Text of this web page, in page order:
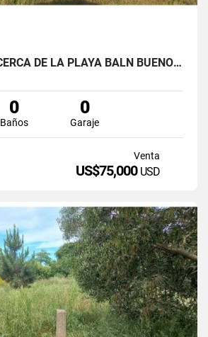
TERRENO MUY CERCA DE LA PLAYA BALN BUENOS AIRES
0
Baños
0
Garaje
Venta
US$75,000 USD